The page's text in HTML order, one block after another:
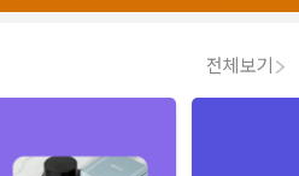
전체보기